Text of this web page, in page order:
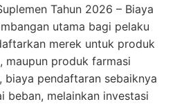
Tahun 2026 – Biaya
utama bagi pelaku
merek untuk produk
maupun produk farmasi
biaya pendaftaran sebaiknya
beban, melainkan investasi